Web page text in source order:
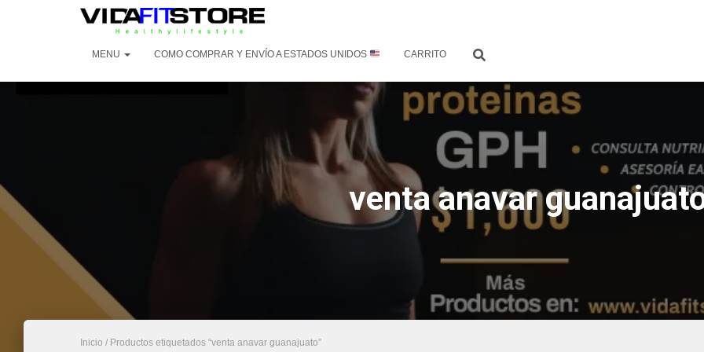
MENU COMO COMPRAR Y ENVÍO A ESTADOS UNIDOS CARRITO
venta anavar
Inicio / Productos etiquetados “venta anavar guanajuato”